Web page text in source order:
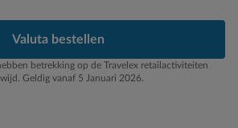
Valuta bestellen
betrekking op de Travelex retailactiviteiten
Geldig vanaf 5 Januari 2026.